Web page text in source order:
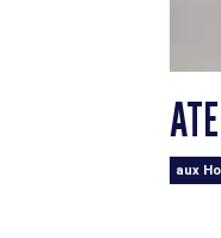
aux